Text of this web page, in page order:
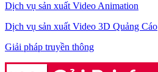
Dịch vụ sản xuất Video Animation
Dịch vụ sản xuất Video 3D Quảng Cáo
Giải pháp truyền thông